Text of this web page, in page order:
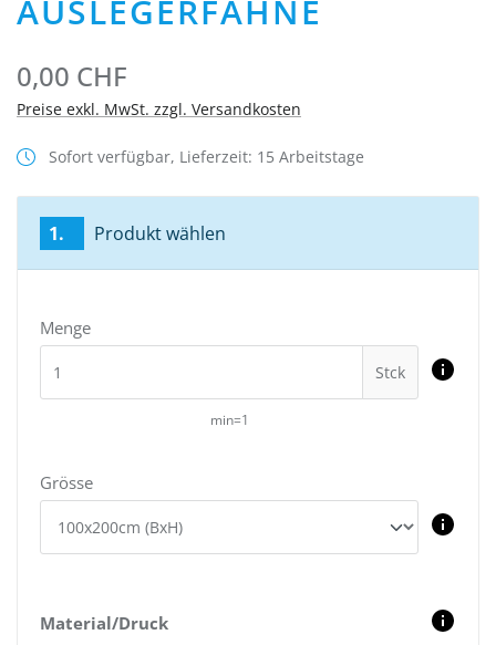
AUSLEGERFAHNE
0,00 CHF
Preise exkl. MwSt. zzgl. Versandkosten
Sofort verfügbar, Lieferzeit: 15 Arbeitstage
1. Produkt wählen
Menge
Stck
min=1
Grösse
Material/Druck